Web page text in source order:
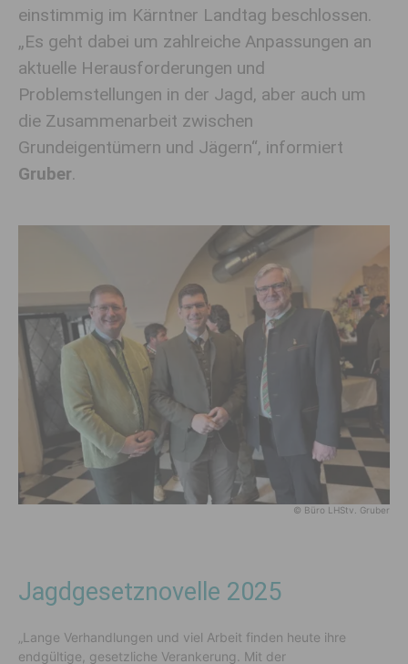
einstimmig im Kärntner Landtag beschlossen.
„Es geht dabei um zahlreiche Anpassungen an
aktuelle Herausforderungen und
Problemstellungen in der Jagd, aber auch um
die Zusammenarbeit zwischen
Grundeigentümern und Jägern“, informiert
Gruber.
© Büro LHStv. Gruber
Jagdgesetznovelle 2025
„Lange Verhandlungen und viel Arbeit finden heute ihre
endgültige, gesetzliche Verankerung. Mit der